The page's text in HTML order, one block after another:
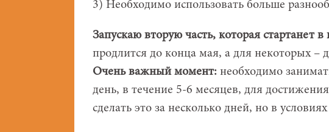
3) Необходимо использовать больше
Запускаю вторую часть, которая стартанет
продлится до конца мая, а для некоторых –
Очень важный момент: необходимо
день, в течение 5-6 месяцев, для
сделать это за несколько дней, но в